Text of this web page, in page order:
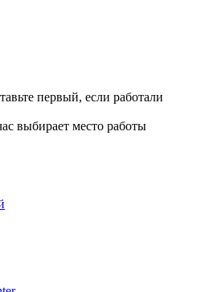
первый, если работали
выбирает место работы